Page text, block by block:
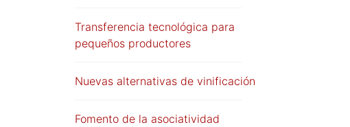
Transferencia tecnológica para
pequeños productores
Nuevas alternativas de vinificación
Fomento de la asociatividad